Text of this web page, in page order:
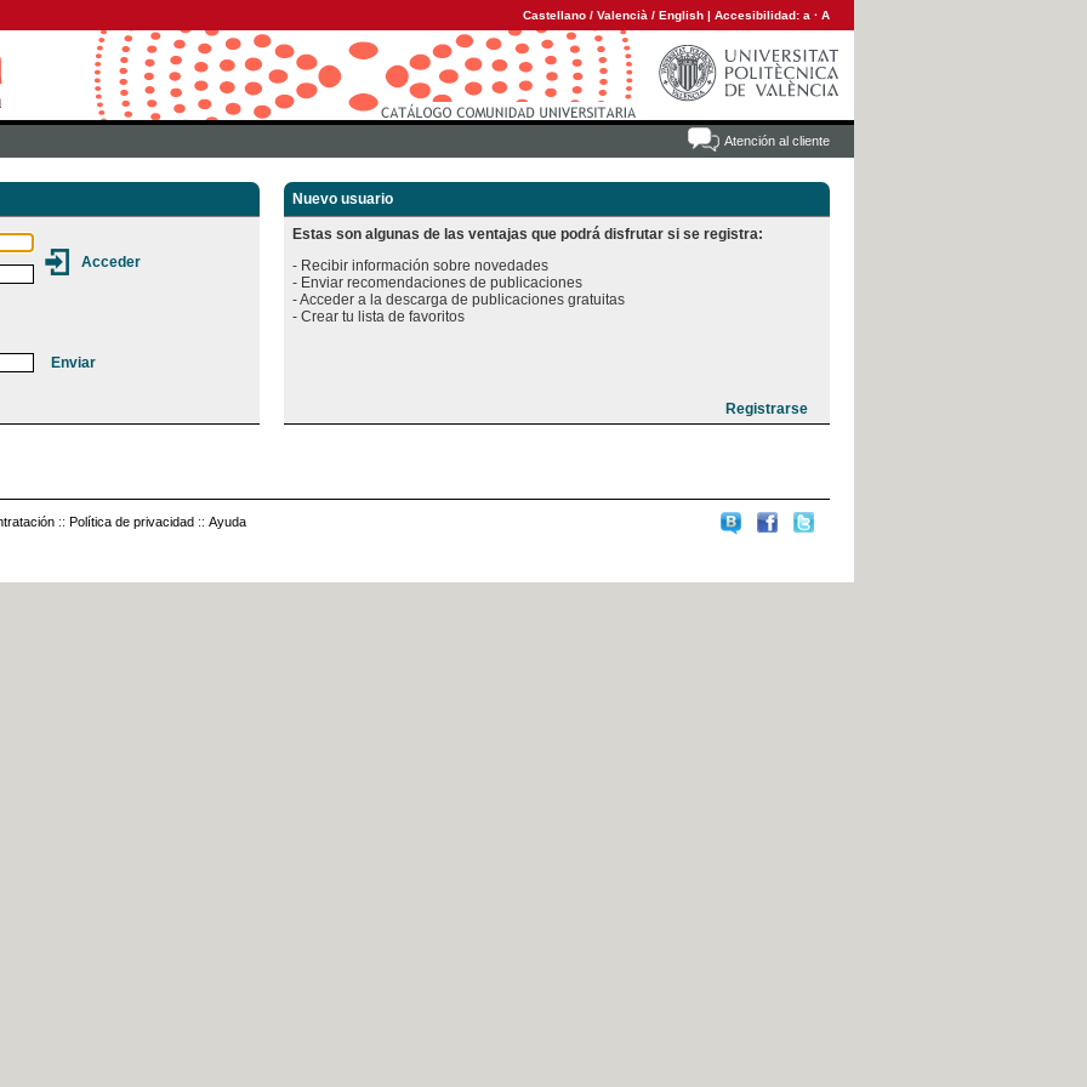
Castellano / Valencià / English | Accesibilidad: a · A
Atención al cliente
Nuevo usuario
Estas son algunas de las ventajas que podrá disfrutar si se registra:
- Recibir información sobre novedades
- Enviar recomendaciones de publicaciones
- Acceder a la descarga de publicaciones gratuitas
:: Política de privacidad :: Ayuda